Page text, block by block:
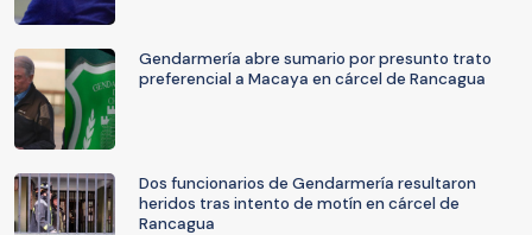
Gendarmería abre sumario por presunto trato
preferencial a Macaya en cárcel de Rancagua
Dos funcionarios de Gendarmería resultaron
heridos tras intento de motín en cárcel de
Rancagua